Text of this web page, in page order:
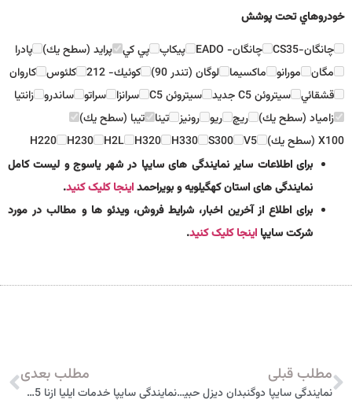
خودروهاي تحت پوشش
چانگان-CS35
چانگان- EADO پيكاپ پي كي پرايد (سطح يك) پادرا
مگان مورانو ماكسيما لوگان (تندر 90) كوئيك- 212 كلئوس كاروان
قشقائي سيتروئن C5 جديد سيتروئن C5 سرانزا سراتو ساندرو زانتيا
زامياد (سطح يك) ريچ ريو رونيز تينا تيبا (سطح يك)
X100 (سطح يك)
V5
S300
H330
H320
H2L
H230
H220
برای اطلاعات سایر نمایندگی های سایپا در شهر یاسوج و لیست کامل
نمایندگی های استان کهگیلویه و بویراحمداینجا کلیک کنید.
برای اطلاع از آخرین اخبار، شرایط فروش، ویدئو ها و مطالب در مورد
شرکت سایپااینجا کلیک کنید.
مطلب قبلی
نمایندگی سایپا دوگنبدان ديزل حبيب گچساران 4306
مطلب بعدی
نمایندگی سایپا خدمات ایلیا ازنا 5755